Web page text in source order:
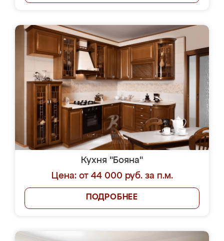
Кухня "Бояна"
Цена: от 44 000 руб. за п.м.
ПОДРОБНЕЕ